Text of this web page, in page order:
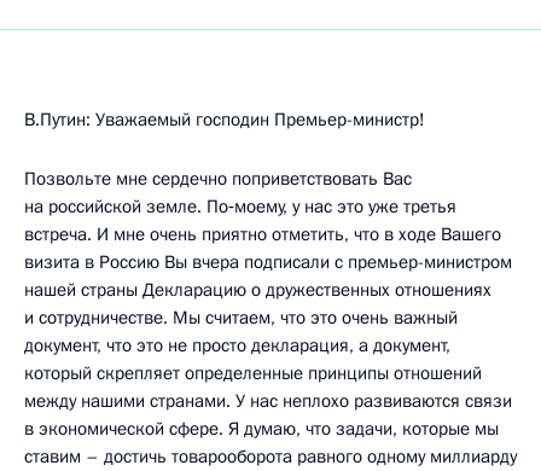
В.Путин: Уважаемый господин Премьер-министр!
Позвольте мне сердечно поприветствовать Вас
на российской земле. По‑моему, у нас это уже третья
встреча. И мне очень приятно отметить, что в ходе Вашего
визита в Россию Вы вчера подписали с премьер-министром
нашей страны Декларацию о дружественных отношениях
и сотрудничестве. Мы считаем, что это очень важный
документ, что это не просто декларация, а документ,
который скрепляет определенные принципы отношений
между нашими странами. У нас неплохо развиваются связи
в экономической сфере. Я думаю, что задачи, которые мы
ставим – достичь товарооборота равного одному миллиарду